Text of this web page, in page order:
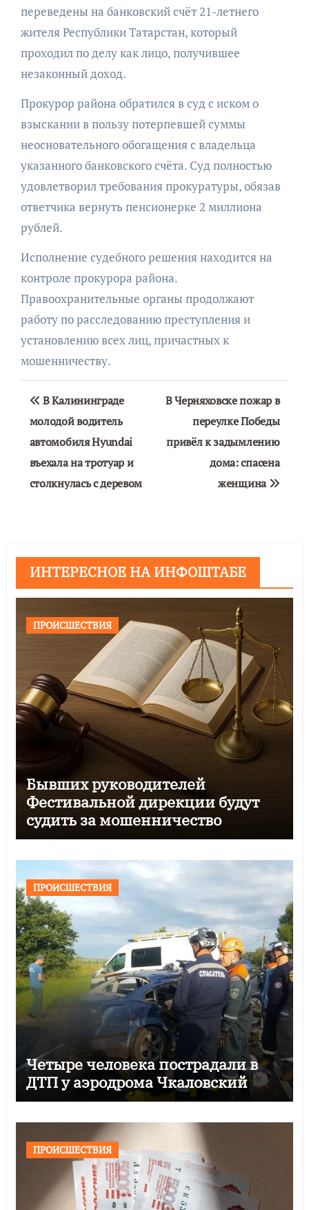
переведены на банковский счёт 21-летнего
жителя Республики Татарстан, который
проходил по делу как лицо, получившее
незаконный доход.
Прокурор района обратился в суд с иском о
взыскании в пользу потерпевшей суммы
неосновательного обогащения с владельца
указанного банковского счёта. Суд полностью
удовлетворил требования прокуратуры, обязав
ответчика вернуть пенсионерке 2 миллиона
рублей.
Исполнение судебного решения находится на
контроле прокурора района.
Правоохранительные органы продолжают
работу по расследованию преступления и
установлению всех лиц, причастных к
мошенничеству.
Навигация
по
записям
В Калининграде
молодой водитель
автомобиля Hyundai
въехала на тротуар и
столкнулась с деревом
В Черняховске пожар в
переулке Победы
привёл к задымлению
дома: спасена
женщина
ИНТЕРЕСНОЕ НА ИНФОШТАБЕ
ПРОИСШЕСТВИЯ
Бывших руководителей
Фестивальной дирекции будут
судить за мошенничество
ПРОИСШЕСТВИЯ
Четыре человека пострадали в
ДТП у аэродрома Чкаловский
ПРОИСШЕСТВИЯ